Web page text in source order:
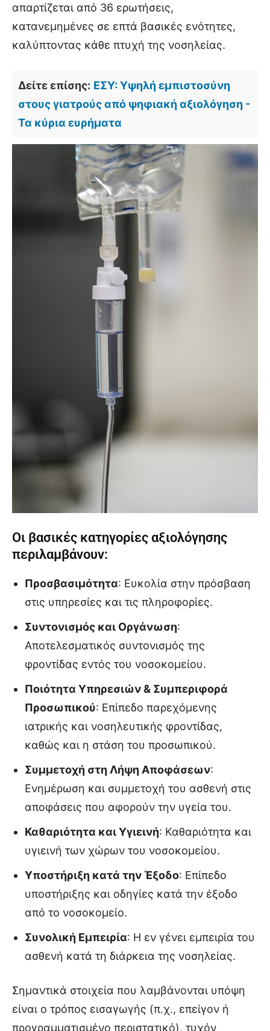
απαρτίζεται από 36 ερωτήσεις,
κατανεμημένες σε επτά βασικές ενότητες,
καλύπτοντας κάθε πτυχή της νοσηλείας.
Δείτε επίσης: ΕΣΥ: Υψηλή εμπιστοσύνη
στους γιατρούς από ψηφιακή αξιολόγηση -
Τα κύρια ευρήματα
Οι βασικές κατηγορίες αξιολόγησης
περιλαμβάνουν:
Προσβασιμότητα: Ευκολία στην πρόσβαση
στις υπηρεσίες και τις πληροφορίες.
Συντονισμός και Οργάνωση:
Αποτελεσματικός συντονισμός της
φροντίδας εντός του νοσοκομείου.
Ποιότητα Υπηρεσιών & Συμπεριφορά
Προσωπικού: Επίπεδο παρεχόμενης
ιατρικής και νοσηλευτικής φροντίδας,
καθώς και η στάση του προσωπικού.
Συμμετοχή στη Λήψη Αποφάσεων:
Ενημέρωση και συμμετοχή του ασθενή στις
αποφάσεις που αφορούν την υγεία του.
Καθαριότητα και Υγιεινή: Καθαριότητα και
υγιεινή των χώρων του νοσοκομείου.
Υποστήριξη κατά την Έξοδο: Επίπεδο
υποστήριξης και οδηγίες κατά την έξοδο
από το νοσοκομείο.
Συνολική Εμπειρία: Η εν γένει εμπειρία του
ασθενή κατά τη διάρκεια της νοσηλείας.
Σημαντικά στοιχεία που λαμβάνονται υπόψη
είναι ο τρόπος εισαγωγής (π.χ., επείγον ή
προγραμματισμένο περιστατικό), τυχόν